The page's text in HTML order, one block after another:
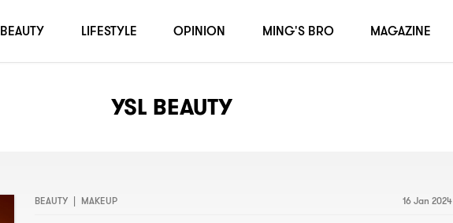
YSL BEAUTY
BEAUTY | MAKEUP 16 Jan 2024
BEAUTY LIFESTYLE OPINION MING'S BRO MAGAZINE